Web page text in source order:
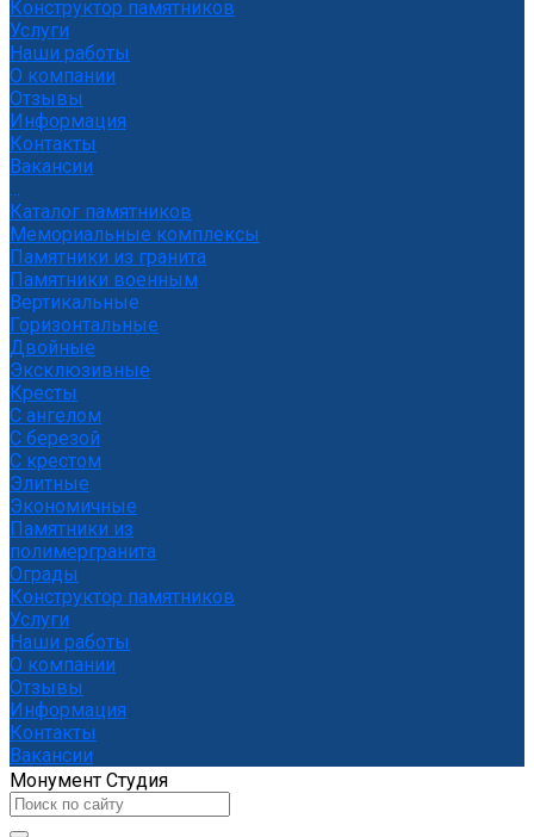
Конструктор памятников
Услуги
Наши работы
О компании
Отзывы
Информация
Контакты
Вакансии
...
Каталог памятников
Мемориальные комплексы
Памятники из гранита
Памятники военным
Вертикальные
Горизонтальные
Двойные
Эксклюзивные
Кресты
С ангелом
С березой
С крестом
Элитные
Экономичные
Памятники из
полимергранита
Ограды
Конструктор памятников
Услуги
Наши работы
О компании
Отзывы
Информация
Контакты
Вакансии
Монумент Студия